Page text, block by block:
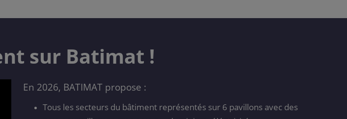
sur Batimat !
En 2026, BATIMAT propose :
Tous les secteurs du bâtiment représentés sur 6 pavillons avec des